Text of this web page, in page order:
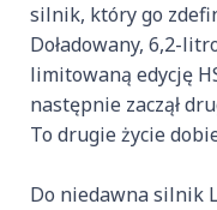
silnik, który go
Doładowany, 6,2-
limitowaną edycję
następnie zaczął
To drugie życie
Do niedawna silnik